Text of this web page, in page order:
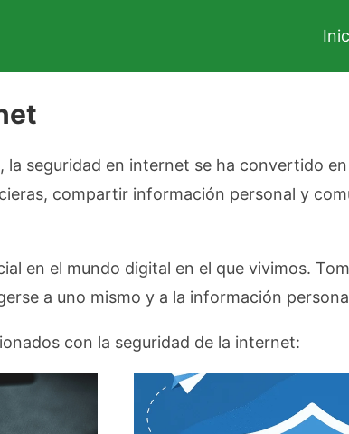
la seguridad en internet se ha convertido
compartir información personal y
en el mundo digital en el que vivimos.
a uno mismo y a la información
con la seguridad de la internet: